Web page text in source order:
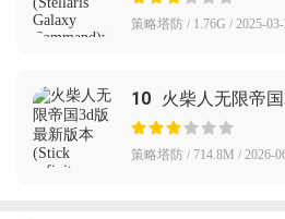
策略塔防 / 1.76G / 2025-
10
火柴人无限帝
Infinite Kingdom)
策略塔防 / 714.8M / 2026-